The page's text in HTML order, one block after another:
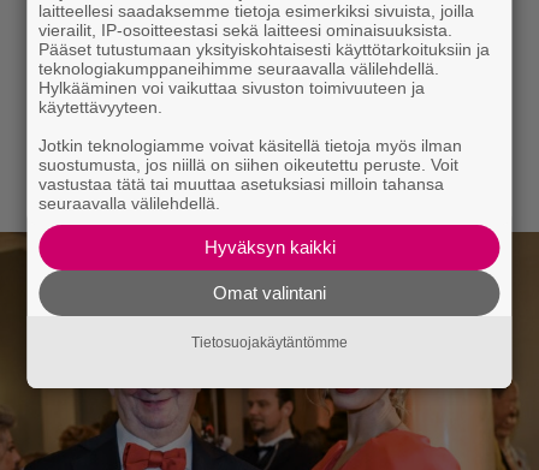
laitteellesi saadaksemme tietoja esimerkiksi sivuista, joilla
vierailit, IP-osoitteestasi sekä laitteesi ominaisuuksista.
Pääset tutustumaan yksityiskohtaisesti käyttötarkoituksiin ja
teknologiakumppaneihimme seuraavalla välilehdellä.
Hylkääminen voi vaikuttaa sivuston toimivuuteen ja
käytettävyyteen.
Jotkin teknologiamme voivat käsitellä tietoja myös ilman
suostumusta, jos niillä on siihen oikeutettu peruste. Voit
vastustaa tätä tai muuttaa asetuksiasi milloin tahansa
seuraavalla välilehdellä.
Hyväksyn kaikki
Omat valintani
Tietosuojakäytäntömme